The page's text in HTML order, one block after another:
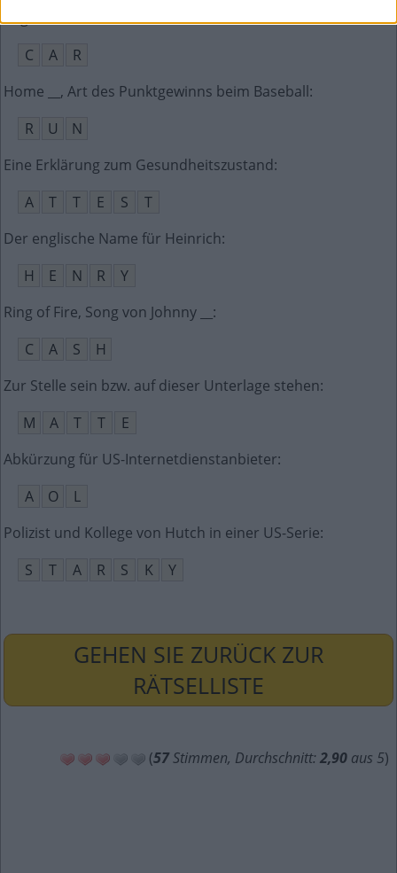
Englisches Wort für Auto:
C
A
R
Home __, Art des Punktgewinns beim Baseball:
R
U
N
Eine Erklärung zum Gesundheitszustand:
A
T T E S
T
Der englische Name für Heinrich:
H
E N R
Y
Ring of Fire, Song von Johnny __ :
C
A S
H
Zur Stelle sein bzw. auf dieser Unterlage stehen:
M
A T T
E
Abkürzung für US-Internetdienstanbieter:
A
O
L
Polizist und Kollege von Hutch in einer US-Serie:
S
T A R S K Y
GEHEN SIE ZURÜCK ZUR
RÄTSELLISTE
(57Stimmen, Durchschnitt: 2,90 aus 5)